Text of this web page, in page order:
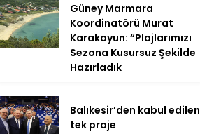
Güney Marmara
Koordinatörü Murat
Karakoyun: “Plajlarımızı
Sezona Kusursuz Şekilde
Hazırladık
Balıkesir’den kabul edilen
tek proje